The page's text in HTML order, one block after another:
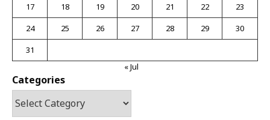
17
18 19 20 21 22
23
24
25 26 27 28 29
30
31
« Jul
Categories